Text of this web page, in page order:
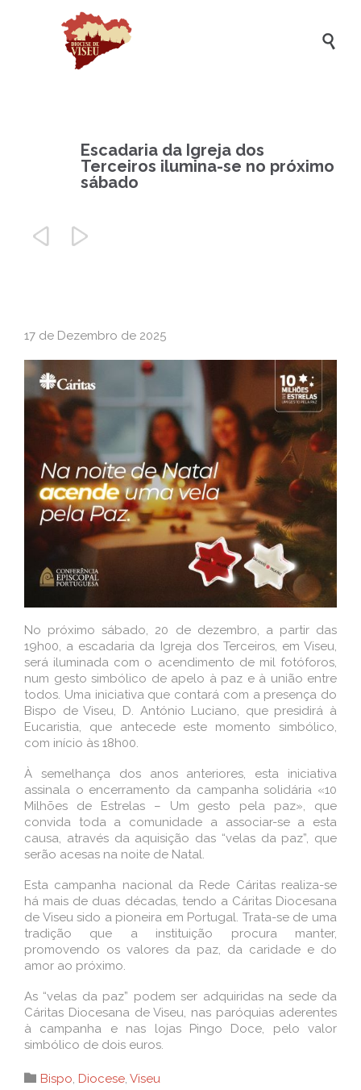

Escadaria da Igreja dos
Terceiros ilumina-se no próximo
sábado
 
17 de Dezembro de 2025
No próximo sábado, 20 de dezembro, a partir das
19h00, a escadaria da Igreja dos Terceiros, em Viseu,
será iluminada com o acendimento de mil fotóforos,
num gesto simbólico de apelo à paz e à união entre
todos. Uma iniciativa que contará com a presença do
Bispo de Viseu, D. António Luciano, que presidirá à
Eucaristia, que antecede este momento simbólico,
com início às 18h00.
À semelhança dos anos anteriores, esta iniciativa
assinala o encerramento da campanha solidária «10
Milhões de Estrelas – Um gesto pela paz», que
convida toda a comunidade a associar-se a esta
causa, através da aquisição das “velas da paz”, que
serão acesas na noite de Natal.
Esta campanha nacional da Rede Cáritas realiza-se
há mais de duas décadas, tendo a Cáritas Diocesana
de Viseu sido a pioneira em Portugal. Trata-se de uma
tradição que a instituição procura manter,
promovendo os valores da paz, da caridade e do
amor ao próximo.
As “velas da paz” podem ser adquiridas na sede da
Cáritas Diocesana de Viseu, nas paróquias aderentes
à campanha e nas lojas Pingo Doce, pelo valor
simbólico de dois euros.
 Category
Bispo Diocese Viseu